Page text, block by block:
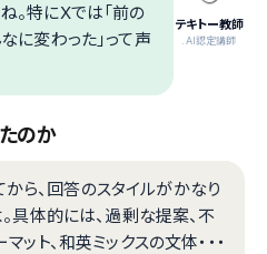
テキトー教師
.AI認定講師
。特にXでは「前の
に変わった」って声
のか
ら、回答のスタイルがかなり
具体的には、過剰な提案、不
ット、和英ミックスの文体・・・